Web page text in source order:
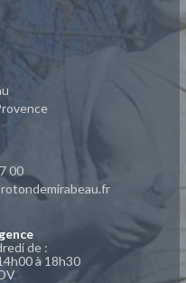
00
de :
à 18h30